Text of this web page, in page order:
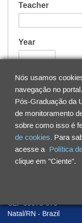
Nós usamos
navegação no
Pós-Graduação da
de monitoramento
sobre como isso é
de cookies. Para
acesse a Política
clique em "Ciente".
Teacher
Year
Search
Courses Teachers
Projects
Graduates
Federal University of
Campus Universitário
CEP 59078-970
Natal/RN - Brazil